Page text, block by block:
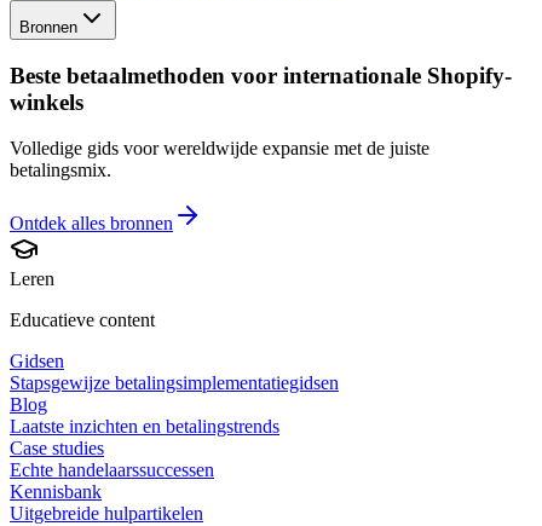
Bronnen
Beste betaalmethoden voor internationale Shopify-
winkels
Volledige gids voor wereldwijde expansie met de juiste
betalingsmix.
Ontdek alles bronnen
Leren
Educatieve content
Gidsen
Stapsgewijze betalingsimplementatiegidsen
Blog
Laatste inzichten en betalingstrends
Case studies
Echte handelaarssuccessen
Kennisbank
Uitgebreide hulpartikelen